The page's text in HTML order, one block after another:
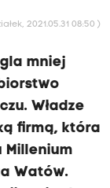
2021.05.31 08:50 )
mniej
Władze
firmą, która
Millenium
Watów.